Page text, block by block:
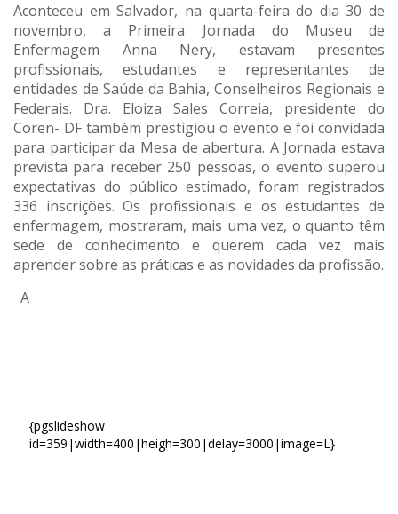
Aconteceu em Salvador, na quarta-feira do dia 30 de
novembro, a Primeira Jornada do Museu de
Enfermagem Anna Nery, estavam presentes
profissionais, estudantes e representantes de
entidades de Saúde da Bahia, Conselheiros Regionais e
Federais. Dra. Eloiza Sales Correia, presidente do
Coren- DF também prestigiou o evento e foi convidada
para participar da Mesa de abertura. A Jornada estava
prevista para receber 250 pessoas, o evento superou
expectativas do público estimado, foram registrados
336 inscrições. Os profissionais e os estudantes de
enfermagem, mostraram, mais uma vez, o quanto têm
sede de conhecimento e querem cada vez mais
aprender sobre as práticas e as novidades da profissão.
{pgslideshow
id=359|width=400|heigh=300|delay=3000|image=L}
A